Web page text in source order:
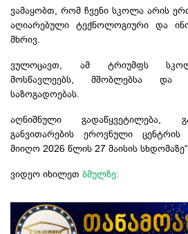
ვამაყობთ, რომ ჩვენი სკოლა არის
აღიარებული ტექნოლოგიური და
მხრივ.
ვულოცავთ, ამ ტრიუმფს
მოსწავლეებს, მშობლებსა და
საზოგადოებას.
აღნიშნული გადაწყვეტილება,
განვითარების ეროვნული ცენტრის
მიიღო 2026 წლის 27 მაისის
ვიდეო იხილეთ ბმულზე: